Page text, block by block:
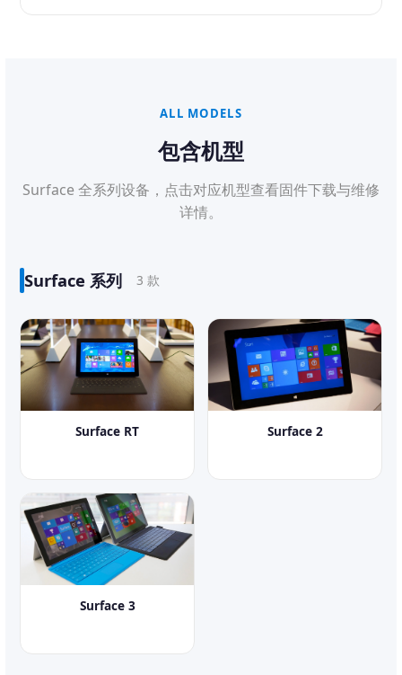
ALL MODELS
包含机型
Surface 全系列设备，点击对应机型查看固件下载与维修
详情。
Surface 系列 3 款
Surface RT Surface 2
Surface 3